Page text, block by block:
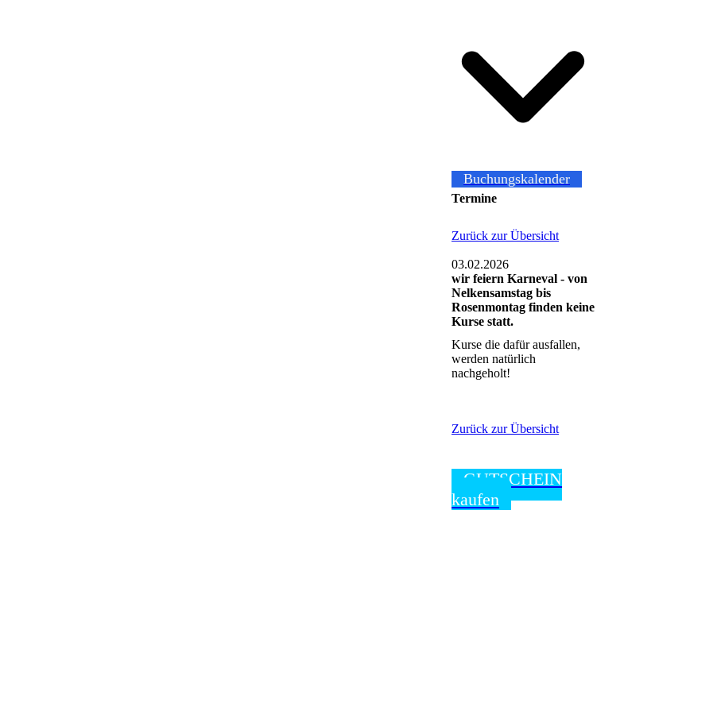
Buchungskalender
Termine
Zurück zur Übersicht
03.02.2026
wir feiern Karneval - von
Nelkensamstag bis
Rosenmontag finden keine
Kurse statt.
Kurse die dafür ausfallen,
werden natürlich
nachgeholt!
Zurück zur Übersicht
GUTSCHEIN
kaufen